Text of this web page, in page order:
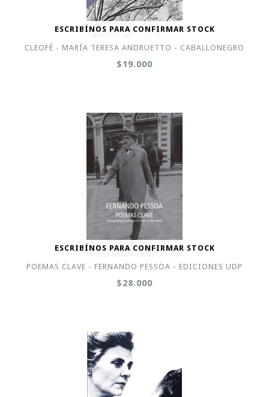
ESCRIBÍNOS PARA CONFIRMAR STOCK
CLEOFÉ - MARÍA TERESA ANDRUETTO - CABALLONEGRO
$19.000
ESCRIBÍNOS PARA CONFIRMAR STOCK
POEMAS CLAVE - FERNANDO PESSOA - EDICIONES UDP
$28.000